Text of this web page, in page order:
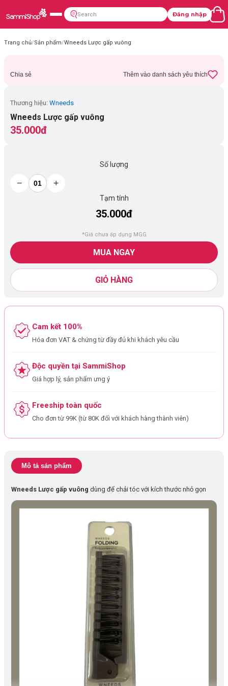
Đăng nhập
Trang chủ/Sản phẩm/Wneeds Lược gấp vuông
Chia sẻ Thêm vào danh sách yêu thích
Thương hiệu: Wneeds
Wneeds Lược gấp vuông
35.000đ
Số lượng
− +
Tạm tính
35.000đ
*Giá chưa áp dụng MGG
MUA NGAY
GIỎ HÀNG
Cam kết 100%
Hóa đơn VAT & chứng từ đầy đủ khi khách yêu cầu
Độc quyền tại SammiShop
Giá hợp lý, sản phẩm ưng ý
Freeship toàn quốc
Cho đơn từ 99K (từ 80K đối với khách hàng thành viên)
Mô tả sản phẩm
Wneeds Lược gấp vuông dùng để chải tóc với kích thước nhỏ gọn